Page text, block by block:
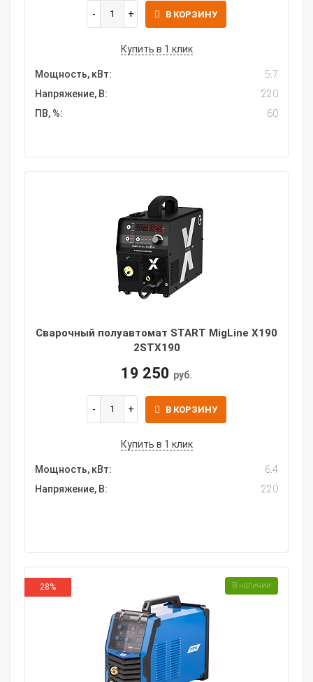
В КОРЗИНУ
Купить в 1 клик
Мощность, кВт:
5.7
Напряжение, В:
220
ПВ, %:
60
Сварочный полуавтомат START MigLine X190
2STX190
19 250 руб.
В КОРЗИНУ
Купить в 1 клик
Мощность, кВт:
6.4
Напряжение, В:
220
28% В наличии